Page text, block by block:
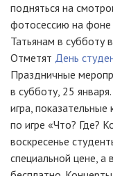
подняться на
фотосессию на фоне
Татьянам в субботу
Отметят День
Праздничные
в субботу, 25
игра,
по игре «Что? Где?
воскресенье
специальной цене, а